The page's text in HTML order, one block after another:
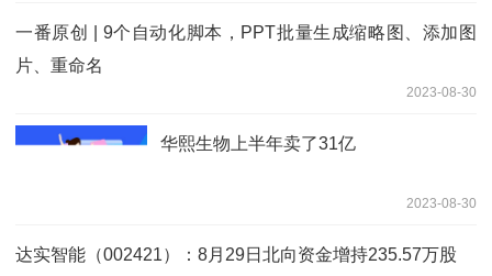
一番原创 | 9个自动化脚本，PPT批量生成缩略图、添加图
片、重命名
2023-08-30
华熙生物上半年卖了31亿
2023-08-30
达实智能（002421）：8月29日北向资金增持235.57万股